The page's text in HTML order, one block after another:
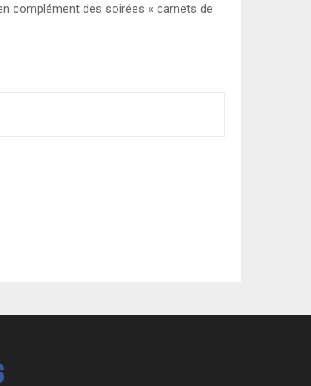
complément des soirées « carnets de